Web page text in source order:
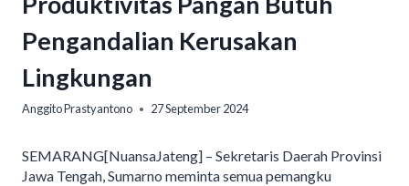
Pengandalian Kerusakan
Lingkungan
Anggito Prastyantono 27 September 2024
SEMARANG[NuansaJateng] – Sekretaris Daerah Provinsi
Jawa Tengah, Sumarno meminta semua pemangku